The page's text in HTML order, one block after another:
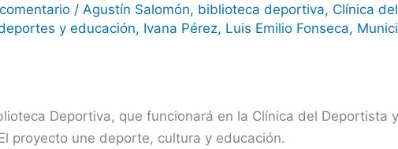
/ Agustín Salomón, biblioteca deportiva, Clínica
y educación, Ivana Pérez, Luis Emilio Fonseca,
Deportiva, que funcionará en la Clínica del Deportista
proyecto une deporte, cultura y educación.